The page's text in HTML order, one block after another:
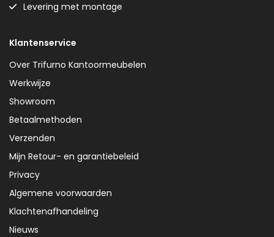
Levering met montage
Klantenservice
Over Trifurno Kantoormeubelen
Werkwijze
Showroom
Betaalmethoden
Verzenden
Mijn Retour- en garantiebeleid
Privacy
Algemene voorwaarden
Klachtenafhandeling
Nieuws